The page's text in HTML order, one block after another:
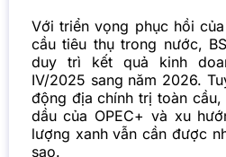
Với triển vọng phục hồi
cầu tiêu thụ trong nước,
duy trì kết quả kinh
IV/2025 sang năm 2026.
động địa chính trị toàn
dầu của OPEC+ và xu
lượng xanh vẫn cần được
sao.